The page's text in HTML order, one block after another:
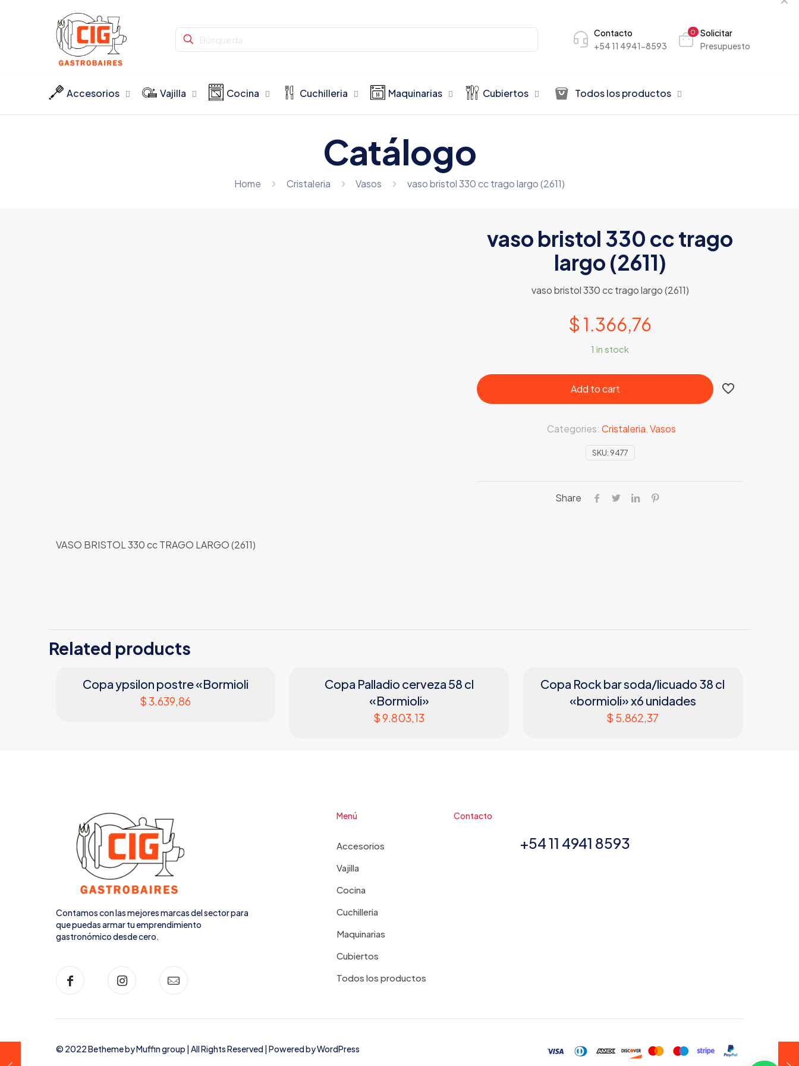
Contacto
+54 11 4941-8593
0
Solicitar
Presupuesto
Accesorios Vajilla Cocina Cuchilleria Maquinarias Cubiertos Todos los productos
Catálogo
Home Cristaleria Vasos vaso bristol 330 cc trago largo (2611)
vaso bristol 330 cc trago
largo (2611)
vaso bristol 330 cc trago largo (2611)
$ 1.366,76
1 in stock
Add to cart
SKU: 9477
Categories: Cristaleria,Vasos
Share
VASO BRISTOL 330 cc TRAGO LARGO (2611)
Related products
Copa ypsilon postre «Bormioli
$3.639,86
Copa Palladio cerveza 58 cl
«Bormioli»
$9.803,13
Copa Rock bar soda/licuado 38 cl
«bormioli» x6 unidades
$ 5.862,37
Contamos con las mejores marcas del sector para
que puedas armar tu emprendimiento
gastronómico desde cero.
Menú
Accesorios
Vajilla
Cocina
Cuchilleria
Maquinarias
Cubiertos
Todos los productos
Contacto
+54 11 4941 8593
© 2022 Betheme byMuffin group | All Rights Reserved | Powered byWordPress